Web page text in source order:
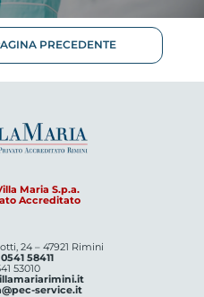
PRECEDENTE
Maria S.p.a.
Accreditato
24 – 47921 Rimini
0541 58411
53010
service.it